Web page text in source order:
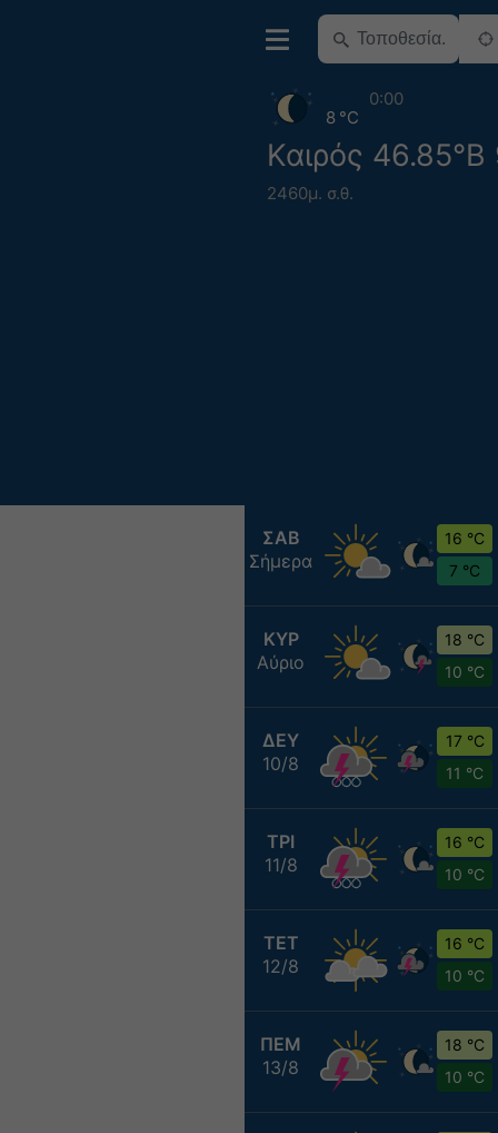
Καιρός 46.85°Β
2460μ. σ.θ.
8 °C
0:00
ΣΑΒ
Σήμερα
16 °C
7 °C
ΚΥΡ
Αύριο
18 °C
10 °C
ΔΕΥ
10/8
17 °C
11 °C
ΤΡΙ
11/8
16 °C
10 °C
ΤΕΤ
12/8
16 °C
10 °C
ΠΕΜ
13/8
18 °C
10 °C